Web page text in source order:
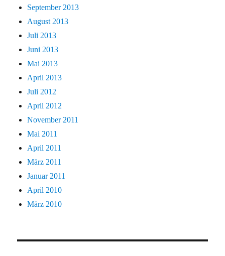
September 2013
August 2013
Juli 2013
Juni 2013
Mai 2013
April 2013
Juli 2012
April 2012
November 2011
Mai 2011
April 2011
März 2011
Januar 2011
April 2010
März 2010